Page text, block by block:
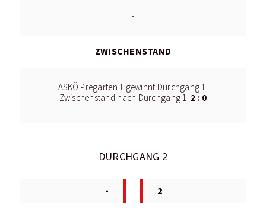
-
ZWISCHENSTAND
ASKÖ Pregarten 1 gewinnt Durchgang 1.
Zwischenstand nach Durchgang 1: 2 : 0
DURCHGANG 2
- 2